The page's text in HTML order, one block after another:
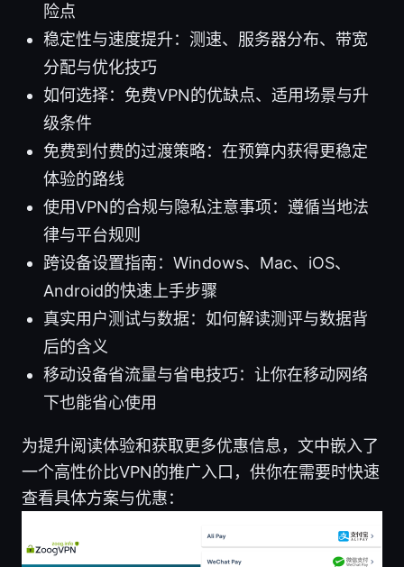
险点
稳定性与速度提升：测速、服务器分布、带宽
分配与优化技巧
如何选择：免费VPN的优缺点、适用场景与升
级条件
免费到付费的过渡策略：在预算内获得更稳定
体验的路线
使用VPN的合规与隐私注意事项：遵循当地法
律与平台规则
跨设备设置指南：Windows、Mac、iOS、
Android的快速上手步骤
真实用户测试与数据：如何解读测评与数据背
后的含义
移动设备省流量与省电技巧：让你在移动网络
下也能省心使用
为提升阅读体验和获取更多优惠信息，文中嵌入了
一个高性价比VPN的推广入口，供你在需要时快速
查看具体方案与优惠：